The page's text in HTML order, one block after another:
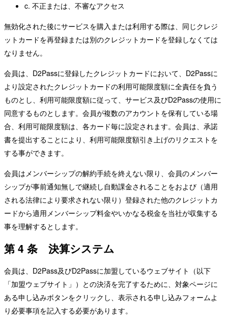
c. 不正または、不審なアクセス
無効化された後にサービスを購入または利用する際は、同じクレジ
ットカードを再登録または別のクレジットカードを登録しなくては
なりません。
会員は、D2Passに登録したクレジットカードにおいて、D2Passに
より設定されたクレジットカードの利用可能限度額に全責任を負う
ものとし、利用可能限度額に従って、サービス及びD2Passの使用に
同意するものとします。会員が複数のアカウントを保有している場
合、利用可能限度額は、各カード毎に設定されます。会員は、承諾
書を提出することにより、利用可能限度額引き上げのリクエストを
する事ができます。
会員はメンバーシップの解約手続を終えない限り、会員のメンバー
シップが事前通知無しで継続し自動課金されることをおよび（適用
される法律により要求されない限り）登録された他のクレジットカ
ードから適用メンバーシップ料金やいかなる税金を当社が収集する
事を理解するとします。
第 4 条 決算システム
会員は、D2Pass及びD2Passに加盟しているウェブサイト（以下
「加盟ウェブサイト」）との決済を完了するために、対象ページに
ある申し込みボタンをクリックし、表示される申し込みフォームよ
り必要事項を記入する必要があります。